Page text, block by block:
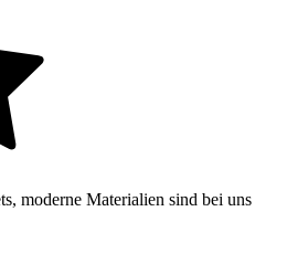
moderne Materialien sind bei uns